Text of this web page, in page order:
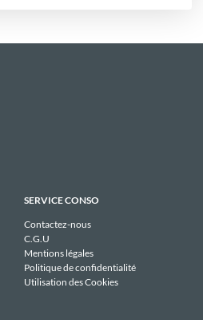
SERVICE CONSO
Contactez-nous
C.G.U
Mentions légales
Politique de confidentialité
Utilisation des Cookies